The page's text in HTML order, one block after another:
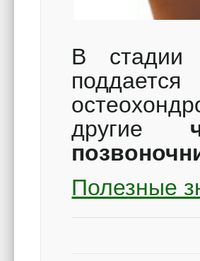
В стадии
другие
Полезные